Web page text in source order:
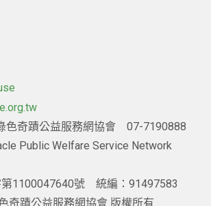
色奇蹟公益服務網協會 07-7190888
Public Welfare Service Network
第1100047640號 統編：91497583
奇蹟公益服務網協會 版權所有